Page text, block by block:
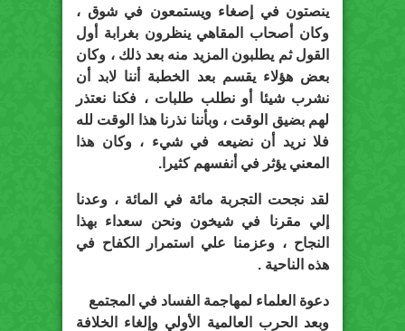
ينصتون في إصغاء ويستمعون في شوق ،
وكان أصحاب المقاهي ينظرون بغرابة أول
القول ثم يطلبون المزيد منه بعد ذلك ، وكان
بعض هؤلاء يقسم بعد الخطبة أننا لابد أن
نشرب شيئا أو نطلب طلبات ، فكنا نعتذر
لهم بضيق الوقت ، وبأننا نذرنا هذا الوقت لله
فلا نريد أن نضيعه في شيء ، وكان هذا
المعني يؤثر في أنفسهم كثيرا.
لقد نجحت التجربة مائة في المائة ، وعدنا
إلي مقرنا في شيخون ونحن سعداء بهذا
النجاح ، وعزمنا علي استمرار الكفاح في
هذه الناحية .
دعوة العلماء لمهاجمة الفساد في المجتمع
وبعد الحرب العالمية الأولي وإلغاء الخلافة